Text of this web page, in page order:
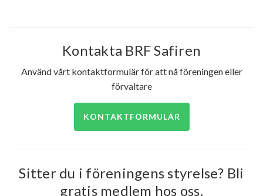
Kontakta BRF Safiren
Använd vårt kontaktformulär för att nå föreningen eller
förvaltare
KONTAKTFORMULÄR
Sitter du i föreningens styrelse? Bli
gratis medlem hos oss.